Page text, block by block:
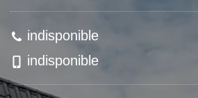
indisponible
indisponible